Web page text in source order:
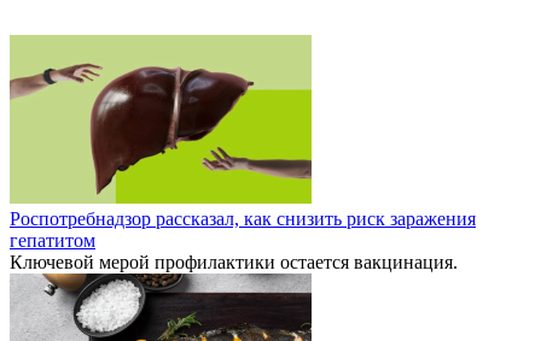
Роспотребнадзор рассказал, как снизить риск заражения
гепатитом
Ключевой мерой профилактики остается вакцинация.